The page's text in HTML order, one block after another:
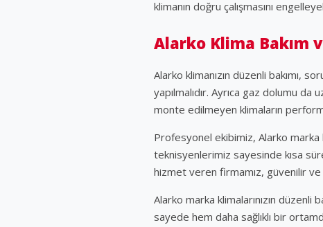
klimanın doğru çalışmasını
Alarko Klima Bakım
Alarko klimanızın düzenli bakımı,
yapılmalıdır. Ayrıca gaz dolumu
monte edilmeyen klimaların
Profesyonel ekibimiz, Alarko marka
teknisyenlerimiz sayesinde kısa
hizmet veren firmamız, güvenilir
Alarko marka klimalarınızın düzenli
sayede hem daha sağlıklı bir